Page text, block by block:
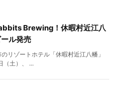
Brewing！休暇村近江八
ル発売
リゾートホテル「休暇村近江八幡」
（土）、 ...